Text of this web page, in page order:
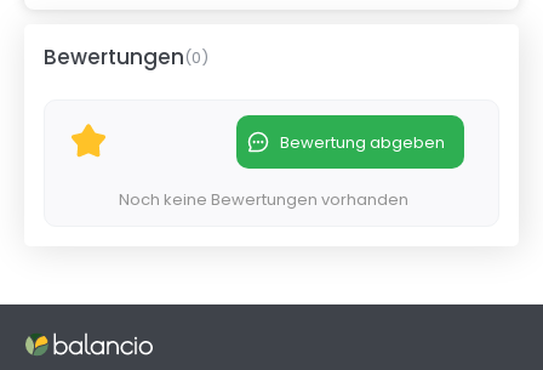
Bewertungen(0)
Bewertung abgeben
Noch keine Bewertungen vorhanden